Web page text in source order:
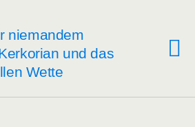
nie­man­dem
und das
Wette